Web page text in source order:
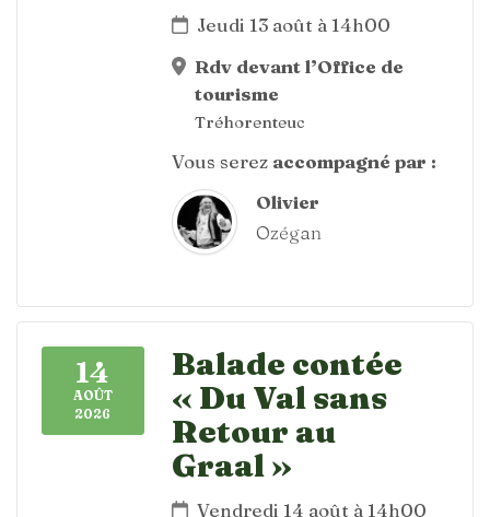
Jeudi 13 août à 14h00
Rdv devant l’Office de
tourisme
Tréhorenteuc
Vous serez accompagné par :
Olivier
Ozégan
14
AOÛT
2026
Balade contée
« Du Val sans
Retour au
Graal »
Vendredi 14 août à 14h00